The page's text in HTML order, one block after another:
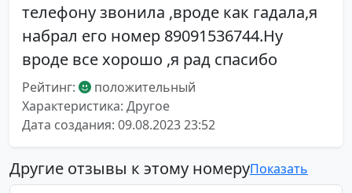
телефону звонила ,вроде как гадала,я
набрал его номер 89091536744.Ну
вроде все хорошо ,я рад спасибо
Рейтинг:
положительный
Характеристика: Другое
Дата создания: 09.08.2023 23:52
Другие отзывы к этому номеруПоказать